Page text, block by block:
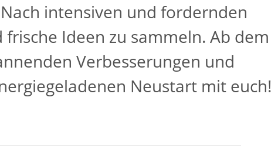
intensiven und fordernden
Ideen zu sammeln. Ab dem
Verbesserungen und
Neustart mit euch!